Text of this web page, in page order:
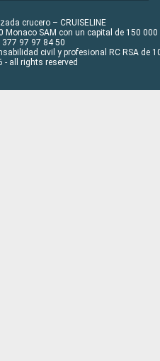
crucero – CRUISELINE
Monaco SAM con un capital de 150 000
97 97 84 50
civil y profesional RC RSA de
- all rights reserved